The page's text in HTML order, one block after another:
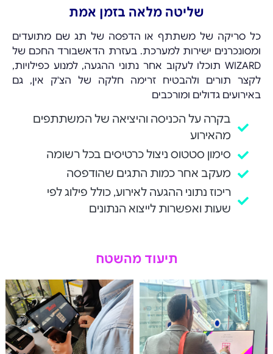
שליטה מלאה בזמן אמת
כל סריקה של משתתף או הדפסה של תג שם מתועדים
ומסונכרנים ישירות למערכת. בעזרת הדאשבורד החכם של
WIZARD תוכלו לעקוב אחר נתוני ההגעה, למנוע כפילויות,
לקצר תורים ולהבטיח זרימה חלקה של הצ'ק אין, גם
באירועים גדולים ומורכבים
בקרה על הכניסה והיציאה של המשתתפים
מהאירוע
סימון סטטוס ניצול כרטיסים בכל רשומה
מעקב אחר כמות התגים שהודפסה
ריכוז נתוני ההגעה לאירוע, כולל פילוג לפי
שעות ואפשרות לייצוא הנתונים
תיעוד מהשטח